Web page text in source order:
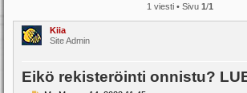
1 viesti • Sivu 1/1
Kiia
Site Admin
Eikö rekisteröinti onnistu?